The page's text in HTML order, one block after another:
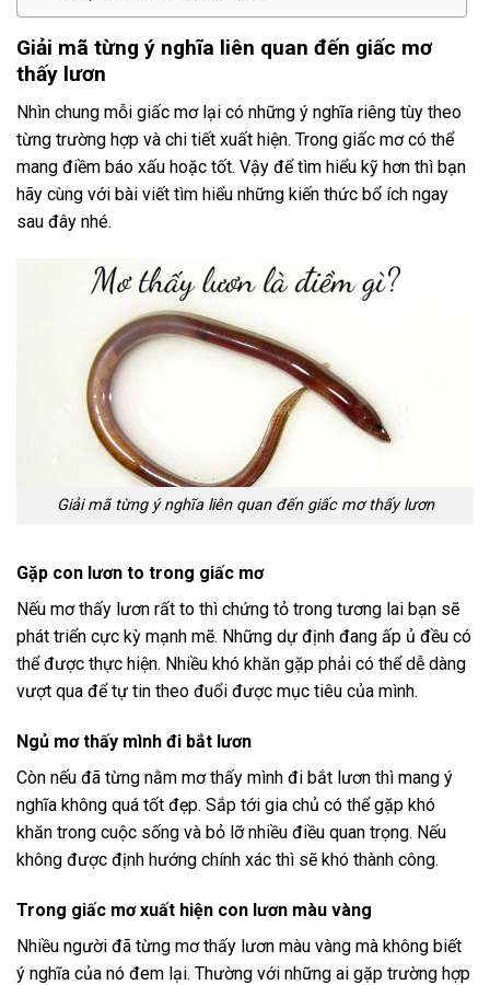
Giải mã từng ý nghĩa liên quan đến giấc mơ
thấy lươn
Nhìn chung mỗi giấc mơ lại có những ý nghĩa riêng tùy theo
từng trường hợp và chi tiết xuất hiện. Trong giấc mơ có thể
mang điềm báo xấu hoặc tốt. Vậy để tìm hiểu kỹ hơn thì bạn
hãy cùng với bài viết tìm hiểu những kiến thức bổ ích ngay
sau đây nhé.
Giải mã từng ý nghĩa liên quan đến giấc mơ thấy lươn
Gặp con lươn to trong giấc mơ
Nếu mơ thấy lươn rất to thì chứng tỏ trong tương lai bạn sẽ
phát triển cực kỳ mạnh mẽ. Những dự định đang ấp ủ đều có
thể được thực hiện. Nhiều khó khăn gặp phải có thể dễ dàng
vượt qua để tự tin theo đuổi được mục tiêu của mình.
Ngủ mơ thấy mình đi bắt lươn
Còn nếu đã từng nằm mơ thấy mình đi bắt lươn thì mang ý
nghĩa không quá tốt đẹp. Sắp tới gia chủ có thể gặp khó
khăn trong cuộc sống và bỏ lỡ nhiều điều quan trọng. Nếu
không được định hướng chính xác thì sẽ khó thành công.
Trong giấc mơ xuất hiện con lươn màu vàng
Nhiều người đã từng mơ thấy lươn màu vàng mà không biết
ý nghĩa của nó đem lại. Thường với những ai gặp trường hợp